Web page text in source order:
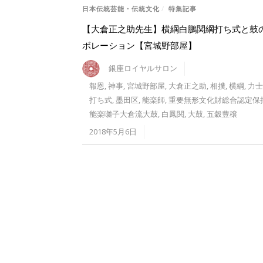
日本伝統芸能・伝統文化 / 特集記事
【大倉正之助先生】横綱白鵬関綱打ち式と鼓
ボレーション【宮城野部屋】
銀座ロイヤルサロン
報恩,神事,宮城野部屋, 大倉正之助,相撲,横綱, 力士
打ち式,墨田区,能楽師,重要無形文化財総合認定保
能楽囃子大倉流大鼓, 白鳳関, 大鼓,五穀豊穣
2018年5月6日